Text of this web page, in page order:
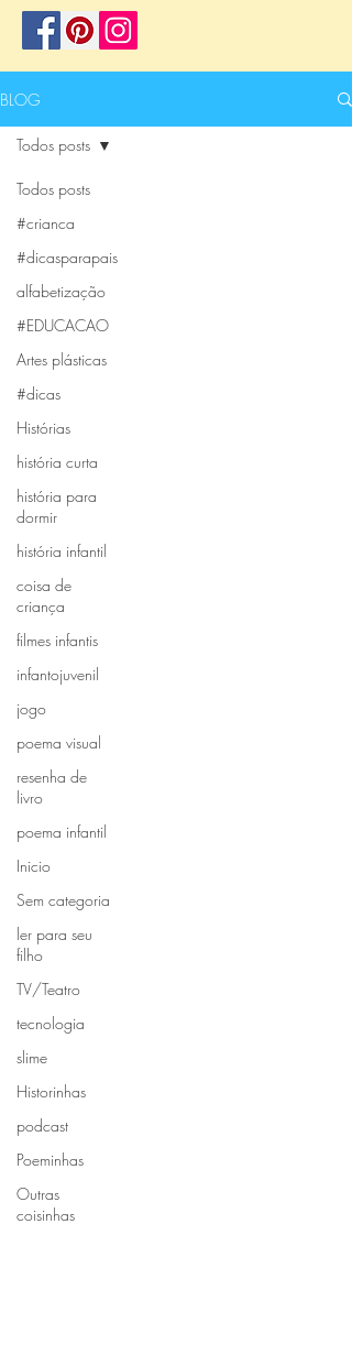
BLOG
Todos posts
#crianca
#dicasparapais
alfabetização
#EDUCACAO
Artes plásticas
#dicas
Histórias
história curta
história para
dormir
história infantil
coisa de
criança
filmes infantis
infantojuvenil
jogo
poema visual
resenha de
livro
poema infantil
Inicio
Sem categoria
ler para seu
filho
TV/Teatro
tecnologia
slime
Historinhas
podcast
Poeminhas
Outras
coisinhas
Todos posts